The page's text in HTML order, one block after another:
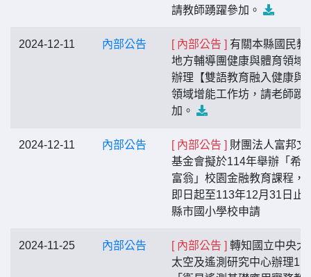
請教師踴躍參加。
2024-12-11 內部公告 [ 內部公告 ] 有關本縣國民教
地方輔導團健康與體育領域
辦理【雙語教育融入健康與
領域增能工作坊，請老師踴
加。
2024-12-11 內部公告 [ 內部公告 ] 財團法人富邦文
基金會擬於114年舉辦「希
富翁」校園金融教育課程，
即日起至113年12月31日止
縣市國小學校申請
2024-11-25 內部公告 [ 內部公告 ] 轉知國立中央大
太空及遙測研究中心辦理